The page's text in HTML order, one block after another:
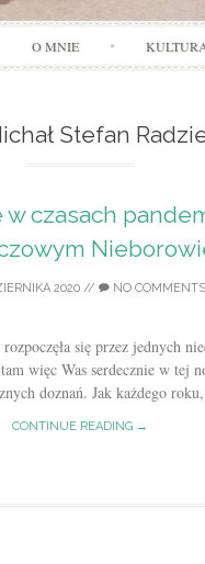
O MNIE
Stefan
czasach
2020 // NO COMMENTS
się przez jednych
więc Was serdecznie w tej
doznań. Jak każdego
CONTINUE READING →